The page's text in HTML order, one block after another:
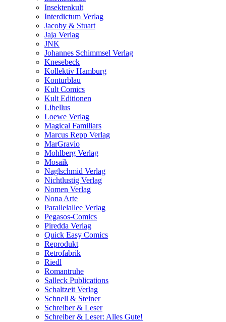
Insektenkult
Interdictum Verlag
Jacoby & Stuart
Jaja Verlag
JNK
Johannes Schimmsel Verlag
Knesebeck
Kollektiv Hamburg
Konturblau
Kult Comics
Kult Editionen
Libellus
Loewe Verlag
Magical Familiars
Marcus Repp Verlag
MarGravio
Mohlberg Verlag
Mosaik
Naglschmid Verlag
Nichtlustig Verlag
Nomen Verlag
Nona Arte
Parallelallee Verlag
Pegasos-Comics
Piredda Verlag
Quick Easy Comics
Reprodukt
Retrofabrik
Riedl
Romantruhe
Salleck Publications
Schaltzeit Verlag
Schnell & Steiner
Schreiber & Leser
Schreiber & Leser: Alles Gute!